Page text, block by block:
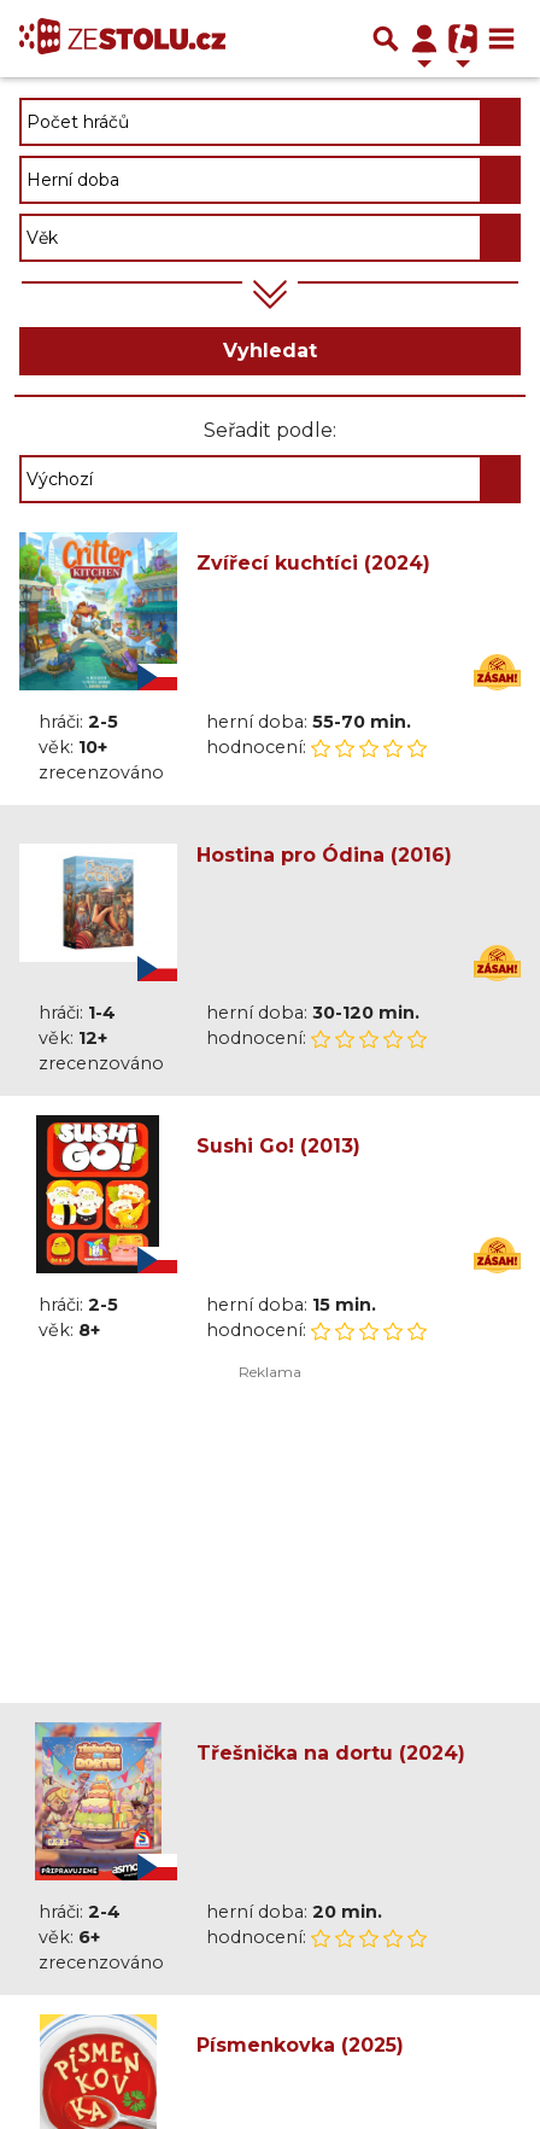
Vyhledat
Seřadit podle:
Zvířecí kuchtíci (2024)
hráči: 2-5 herní doba: 55-70 min.
věk: 10+
hodnocení:
zrecenzováno
Hostina pro Ódina (2016)
hráči: 1-4 herní doba: 30-120 min.
věk: 12+
hodnocení:
zrecenzováno
Sushi Go! (2013)
hráči: 2-5 herní doba: 15 min.
věk: 8+ hodnocení:
Třešnička na dortu (2024)
hráči: 2-4 herní doba: 20 min.
věk: 6+
hodnocení:
zrecenzováno
Písmenkovka (2025)